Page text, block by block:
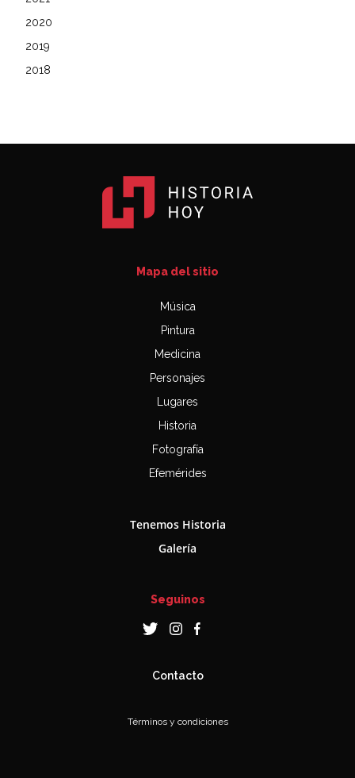
2020
2019
2018
Mapa del sitio
Música
Pintura
Medicina
Personajes
Lugares
Historia
Fotografía
Efemérides
Tenemos Historia
Galería
Seguinos
Contacto
Términos y condiciones